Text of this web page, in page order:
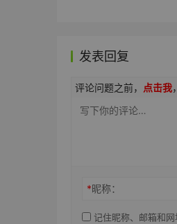
发表回复
评论问题之前， 点击我
*昵称：
记住昵称、邮箱和